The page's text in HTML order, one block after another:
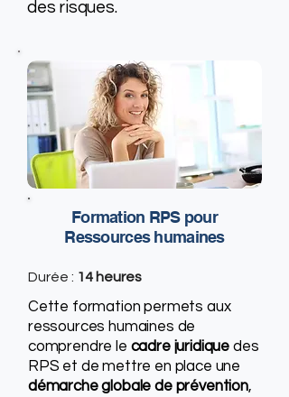
des risques.
Formation RPS pour
Ressources humaines
Durée : 14 heures
Cette formation permets aux
ressources humaines de
comprendre le cadre juridique des
RPS et de mettre en place une
démarche globale de prévention,